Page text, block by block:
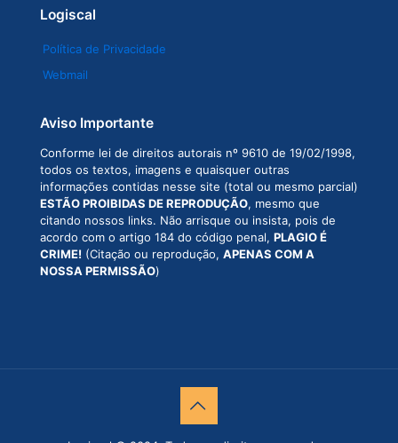
Logiscal
Política de Privacidade
Webmail
Aviso Importante
Conforme lei de direitos autorais nº 9610 de 19/02/1998,
todos os textos, imagens e quaisquer outras
informações contidas nesse site (total ou mesmo parcial)
ESTÃO PROIBIDAS DE REPRODUÇÃO, mesmo que
citando nossos links. Não arrisque ou insista, pois de
acordo com o artigo 184 do código penal, PLAGIO É
CRIME! (Citação ou reprodução, APENAS COM A
NOSSA PERMISSÃO)